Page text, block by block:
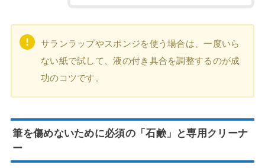
サランラップやスポンジを使う場合は、一度いら
ない紙で試して、液の付き具合を調整するのが成
功のコツです。
筆を傷めないために必須の「石鹸」と専用クリーナ
ー